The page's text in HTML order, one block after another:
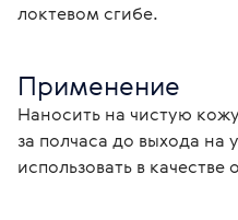
локтевом сгибе.
Применение
Наносить на чистую
за полчаса до выхода
использовать в